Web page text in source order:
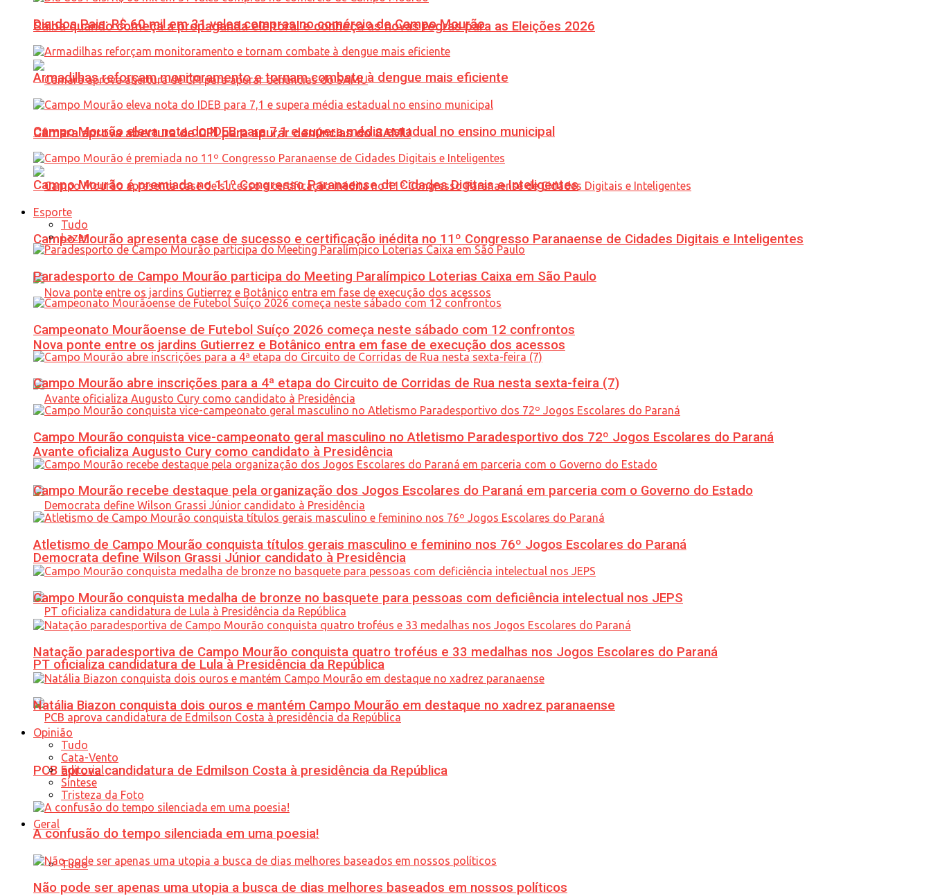
Saiba quando começa a propaganda eleitoral e conheça as novas regras para as Eleições 2026
Câmara aprova abertura de CPI para apurar denúncias do SAMU
Campo Mourão apresenta case de sucesso e certificação inédita no 11º Congresso Paranaense de Cidades Digitais e Inteligentes
Nova ponte entre os jardins Gutierrez e Botânico entra em fase de execução dos acessos
Avante oficializa Augusto Cury como candidato à Presidência
Democrata define Wilson Grassi Júnior candidato à Presidência
PT oficializa candidatura de Lula à Presidência da República
PCB aprova candidatura de Edmilson Costa à presidência da República
Geral
Tudo
Dia dos Pais: R$ 60 mil em 31 vales compras no comércio de Campo Mourão
Armadilhas reforçam monitoramento e tornam combate à dengue mais eficiente
Campo Mourão eleva nota do IDEB para 7,1 e supera média estadual no ensino municipal
Campo Mourão é premiada no 11º Congresso Paranaense de Cidades Digitais e Inteligentes
Esporte
Tudo
Lazer
Paradesporto de Campo Mourão participa do Meeting Paralímpico Loterias Caixa em São Paulo
Campeonato Mourãoense de Futebol Suíço 2026 começa neste sábado com 12 confrontos
Campo Mourão abre inscrições para a 4ª etapa do Circuito de Corridas de Rua nesta sexta-feira (7)
Campo Mourão conquista vice-campeonato geral masculino no Atletismo Paradesportivo dos 72º Jogos Escolares do Paraná
Campo Mourão recebe destaque pela organização dos Jogos Escolares do Paraná em parceria com o Governo do Estado
Atletismo de Campo Mourão conquista títulos gerais masculino e feminino nos 76º Jogos Escolares do Paraná
Campo Mourão conquista medalha de bronze no basquete para pessoas com deficiência intelectual nos JEPS
Natação paradesportiva de Campo Mourão conquista quatro troféus e 33 medalhas nos Jogos Escolares do Paraná
Natália Biazon conquista dois ouros e mantém Campo Mourão em destaque no xadrez paranaense
Opinião
Tudo
Cata-Vento
Editorial
Síntese
Tristeza da Foto
A confusão do tempo silenciada em uma poesia!
Não pode ser apenas uma utopia a busca de dias melhores baseados em nossos políticos